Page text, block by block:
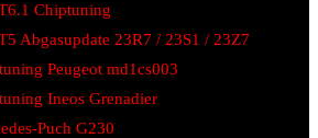
Chiptuning
Abgasupdate 23R7 / 23S1 / 23Z7
Peugeot md1cs003
Ineos Grenadier
Puch G230